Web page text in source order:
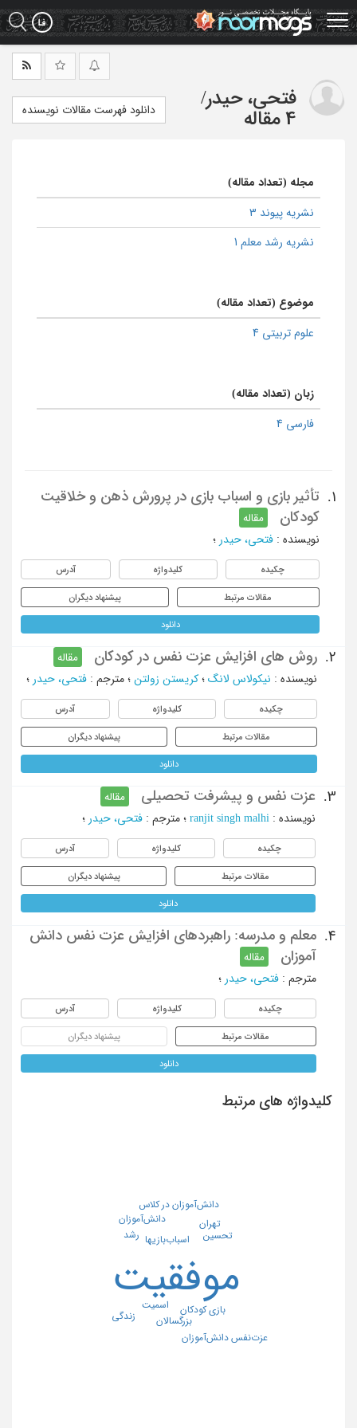
Skip
to
main
فتحی، حیدر/
4 مقاله
دانلود فهرست مقالات نویسنده
مجله (تعداد مقاله)
نشریه پیوند 3
نشریه رشد معلم 1
موضوع (تعداد مقاله)
علوم تربیتی 4
زبان (تعداد مقاله)
فارسی 4
1.
تأثیر بازی و اسباب بازی در پرورش ذهن و خلاقیت
کودکان
مقاله
نویسنده : فتحی، حیدر ؛
چکیده کلیدواژه آدرس
مقالات مرتبط پیشنهاد دیگران
دانلود
2. روش های افزایش عزت نفس در کودکان
مقاله
نویسنده : نیکولاس لانگ ؛ کریستن زولتن ؛ مترجم : فتحی، حیدر ؛
چکیده کلیدواژه آدرس
مقالات مرتبط پیشنهاد دیگران
دانلود
3. عزت نفس و پیشرفت تحصیلی
مقاله
نویسنده :
ranjit singh malhi ؛ مترجم : فتحی، حیدر ؛
چکیده کلیدواژه آدرس
مقالات مرتبط پیشنهاد دیگران
دانلود
4.
معلم و مدرسه: راهبردهای افزایش عزت نفس دانش
آموزان
مقاله
مترجم : فتحی، حیدر ؛
چکیده کلیدواژه آدرس
مقالات مرتبط پیشنهاد دیگران
دانلود
کلیدواژه های مرتبط
موفقیت
اسباب‌بازیها
اسمیت
بازی کودکان
بزرگسالان
تحسین
تهران دانش‌آموزان
دانش‌آموزان در کلاس
رشد
زندگی
عزت‌نفس دانش‌آموزان